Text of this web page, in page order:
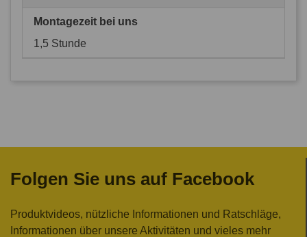
Montagezeit bei uns
1,5 Stunde
Folgen Sie uns auf Facebook
Produktvideos, nützliche Informationen und Ratschläge,
Informationen über unsere Aktivitäten und vieles mehr